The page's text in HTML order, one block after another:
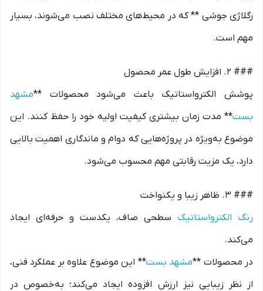
رگلاژی جوشی ** که در محیط‌های مختلف نصب می‌شوند، بسیار
مهم است.
### 2. افزایش طول عمر محصول
پوشش الکترواستاتیک باعث می‌شود محصولات **مشهد
بست** مدت زمان بیشتری کیفیت اولیه خود را حفظ کنند. این
موضوع به‌ویژه در پروژه‌هایی که دوام و ماندگاری اهمیت بالایی
دارد، یک مزیت رقابتی مهم محسوب می‌شود.
### 3. ظاهر زیبا و یکنواخت
رنگ الکترواستاتیک سطحی صاف، یکدست و حرفه‌ای ایجاد
می‌کند.
در محصولات **مشهد بست** این موضوع علاوه بر عملکرد فنی،
از نظر زیبایی نیز ارزش افزوده ایجاد می‌کند؛ به‌خصوص در